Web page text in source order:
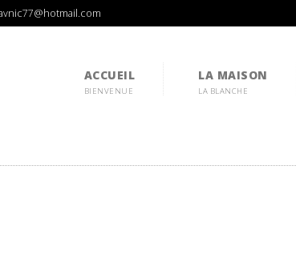
ACCUEIL
BIENVENUE
LA MAISON
LA BLANCHE